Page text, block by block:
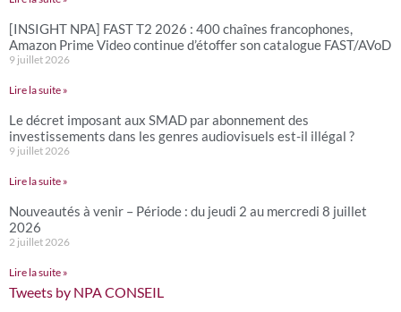
[INSIGHT NPA] FAST T2 2026 : 400 chaînes francophones,
Amazon Prime Video continue d’étoffer son catalogue FAST/AVoD
9 juillet 2026
Lire la suite »
Le décret imposant aux SMAD par abonnement des
investissements dans les genres audiovisuels est-il illégal ?
9 juillet 2026
Lire la suite »
Nouveautés à venir – Période : du jeudi 2 au mercredi 8 juillet
2026
2 juillet 2026
Lire la suite »
Tweets by NPA CONSEIL